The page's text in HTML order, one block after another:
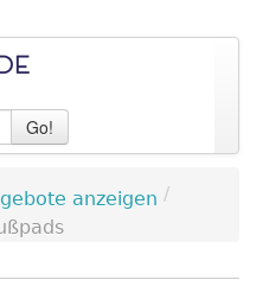
Go!
anzeigen /